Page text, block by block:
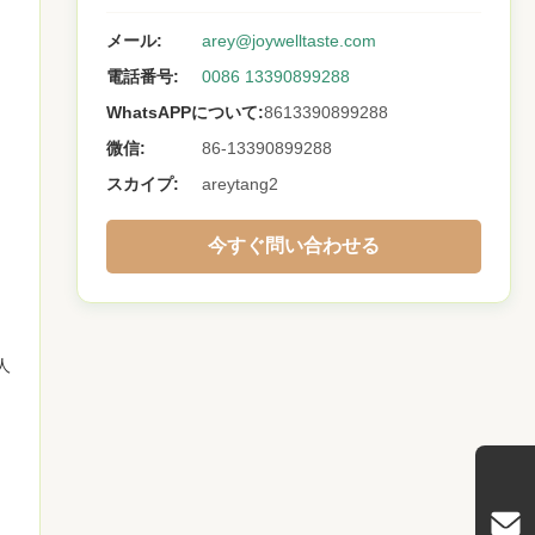
メール:
arey@joywelltaste.com
電話番号:
0086 13390899288
WhatsAPPについて:8613390899288
微信:
86-13390899288
スカイプ:
areytang2
今すぐ問い合わせる